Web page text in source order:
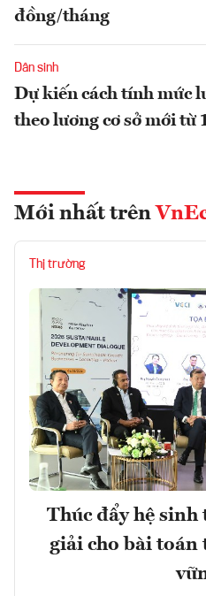
đồng/tháng
Dân sinh
Dự kiến cách tính mức
theo lương cơ sở mới từ
Mới nhất trên
Thị trường
Thúc đẩy hệ
giải cho bài toán